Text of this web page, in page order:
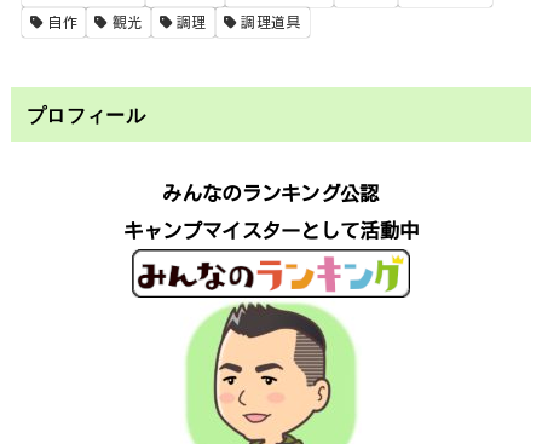
自作 観光 調理 調理道具
プロフィール
みんなのランキング公認
キャンプマイスターとして活動中